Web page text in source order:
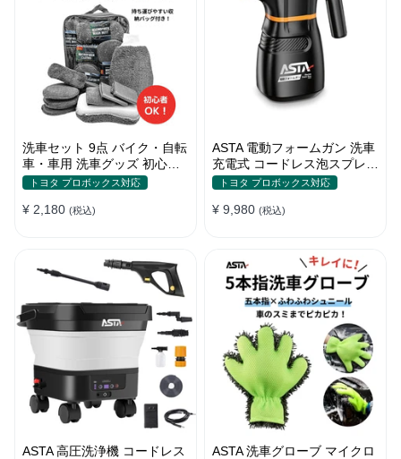
洗車セット 9点 バイク・自転
車・車用 洗車グッズ 初心者
向け 洗車ブラシ スポンジ タ
ワックス用スポンジ 高級洗車
除もOK カー用品一式
トヨタ プロボックス対応
¥ 2,180 (税込)
ASTA 電動フォームガン 洗車
充電式 コードレス泡スプレー
高圧対応 充電式フォームスプ
用 強力泡立ち (コピー)
トヨタ プロボックス対応
¥ 9,980 (税込)
ASTA 高圧洗浄機 コードレス
ASTA 洗車グローブ マイクロ